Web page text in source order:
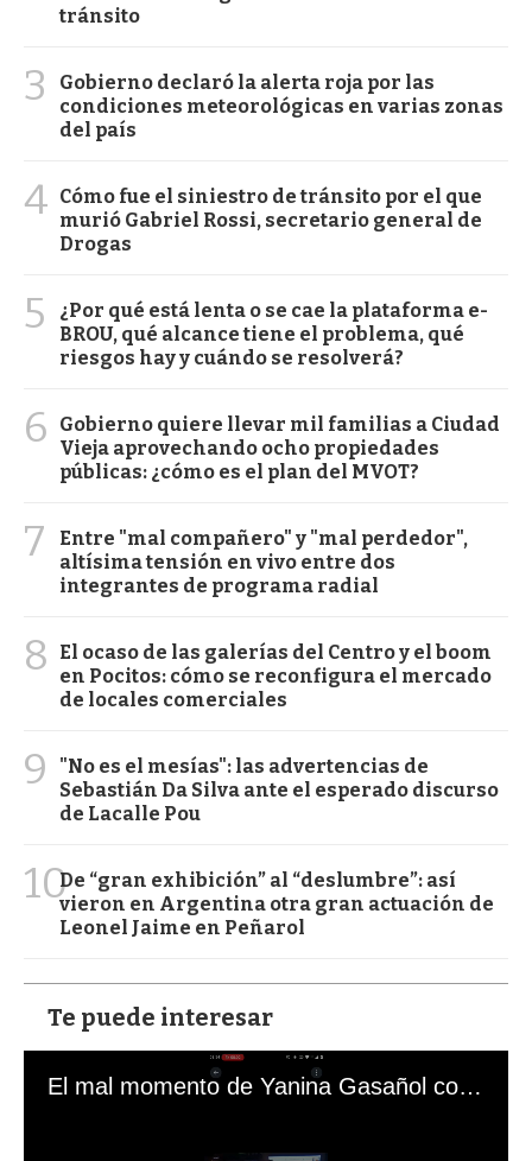
tránsito
3
Gobierno declaró la alerta roja por las
condiciones meteorológicas en varias zonas
del país
4 Cómo fue el siniestro de tránsito por el que
murió Gabriel Rossi, secretario general de
Drogas
5
¿Por qué está lenta o se cae la plataforma e-
BROU, qué alcance tiene el problema, qué
riesgos hay y cuándo se resolverá?
6
Gobierno quiere llevar mil familias a Ciudad
Vieja aprovechando ocho propiedades
públicas: ¿cómo es el plan del MVOT?
7
Entre "mal compañero" y "mal perdedor",
altísima tensión en vivo entre dos
integrantes de programa radial
8
El ocaso de las galerías del Centro y el boom
en Pocitos: cómo se reconfigura el mercado
de locales comerciales
9
"No es el mesías": las advertencias de
Sebastián Da Silva ante el esperado discurso
de Lacalle Pou
10De “gran exhibición” al “deslumbre”: así
vieron en Argentina otra gran actuación de
Leonel Jaime en Peñarol
Te puede interesar
El mal momento de Yanina Gasañol con un hincha argentino en "Subrayado"